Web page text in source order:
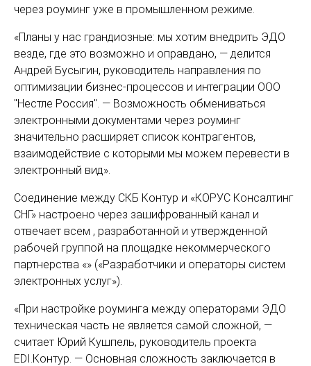
через роуминг уже в промышленном режиме.
«Планы у нас грандиозные: мы хотим внедрить ЭДО
везде, где это возможно и оправдано, — делится
Андрей Бусыгин, руководитель направления по
оптимизации бизнес-процессов и интеграции ООО
″Нестле Россия″. — Возможность обмениваться
электронными документами через роуминг
значительно расширяет список контрагентов,
взаимодействие с которыми мы можем перевести в
электронный вид».
Соединение между СКБ Контур и «КОРУС Консалтинг
СНГ» настроено через зашифрованный канал и
отвечает всем , разработанной и утвержденной
рабочей группой на площадке некоммерческого
партнерства «» («Разработчики и операторы систем
электронных услуг»).
«При настройке роуминга между операторами ЭДО
техническая часть не является самой сложной, —
считает Юрий Кушпель, руководитель проекта
EDI.Контур. — Основная сложность заключается в